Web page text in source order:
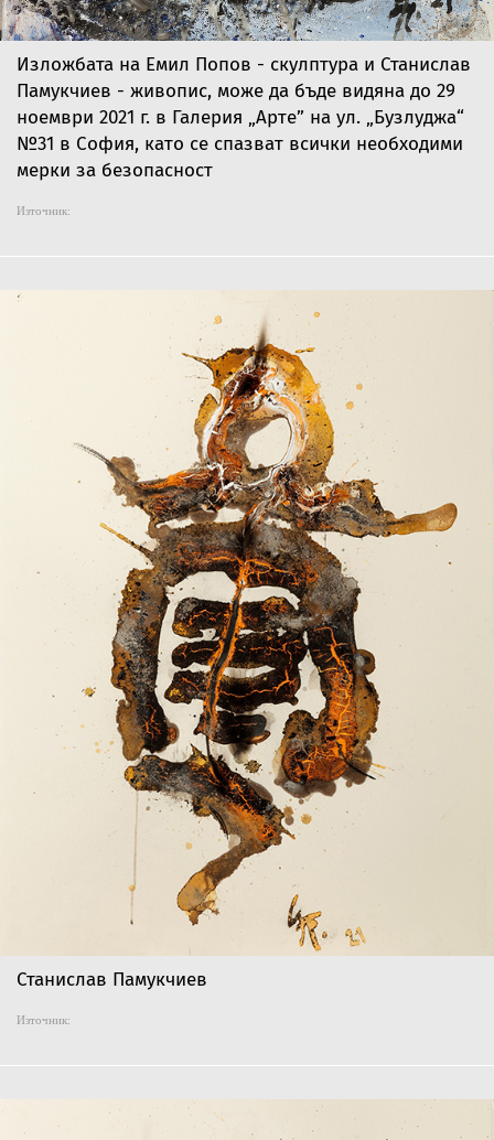
Изложбата на Емил Попов - скулптура и Станислав
Памукчиев - живопис, може да бъде видяна до 29
ноември 2021 г. в Галерия „Арте” на ул. „Бузлуджа“
№31 в София, като се спазват всички необходими
мерки за безопасност
Източник:
Станислав Памукчиев
Източник: